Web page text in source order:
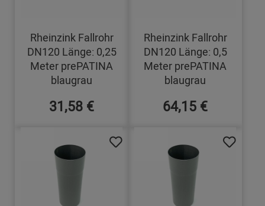
Rheinzink Fallrohr
DN120 Länge: 0,25
Meter prePATINA
blaugrau
31,58 €
Rheinzink Fallrohr
DN120 Länge: 0,5
Meter prePATINA
blaugrau
64,15 €